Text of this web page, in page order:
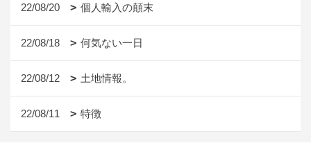
22/08/20 個人輸入の顛末
22/08/18 何気ない一日
22/08/12 土地情報。
22/08/11 特徴